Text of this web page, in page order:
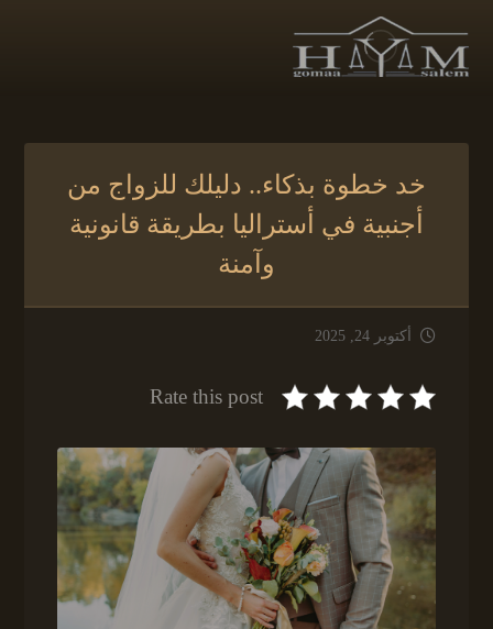
خد خطوة بذكاء.. دليلك للزواج من
أجنبية في أستراليا بطريقة قانونية
وآمنة
أكتوبر 24, 2025
Rate this post